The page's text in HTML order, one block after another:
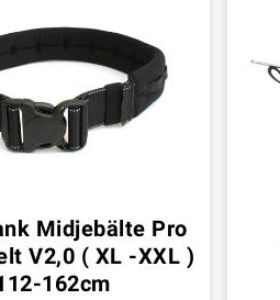
Midjebälte Pro
V2,0 ( XL -XXL )
162cm